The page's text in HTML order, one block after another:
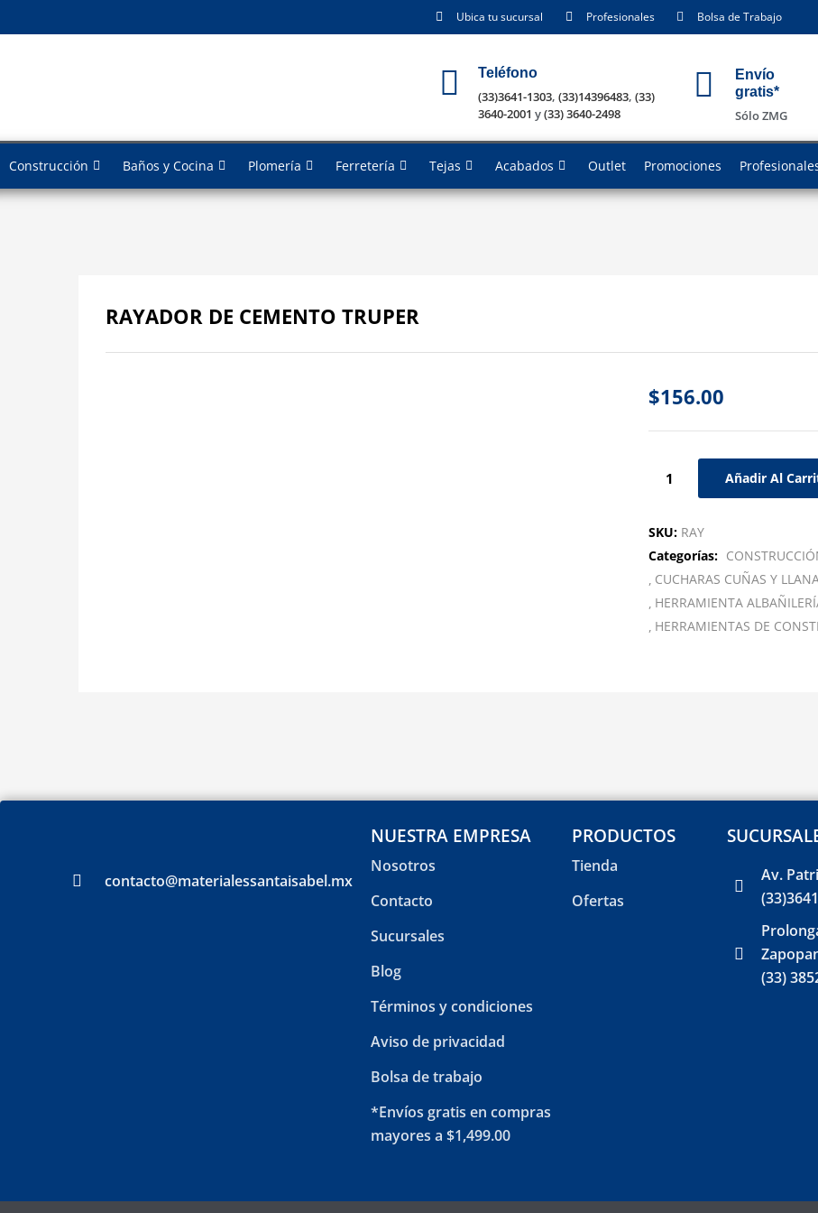
Ubica tu sucursal Profesionales Bolsa de Trabajo
Teléfono
(33)3641-1303, (33)14396483, (33)
3640-2001 y(33) 3640-2498
Envío
gratis*
Sólo ZMG
Construcción Baños y Cocina Plomería Ferretería Tejas Acabados Outlet Promociones
RAYADOR DE CEMENTO TRUPER
$156.00
Añadir Al
SKU: RAY
Categorías:
CUCHARAS CUÑAS Y
HERRAMIENTA
HERRAMIENTAS DE
contacto@materialessantaisabel.mx
NUESTRA EMPRESA
Nosotros
Contacto
Sucursales
Blog
Términos y condiciones
Aviso de privacidad
Bolsa de trabajo
*Envíos gratis en compras
mayores a $1,499.00
PRODUCTOS
Tienda
Ofertas
Av.
(33)